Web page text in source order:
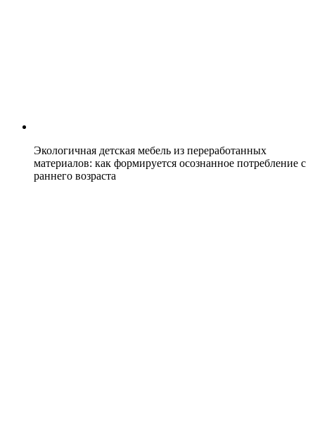
Экологичная детская мебель из переработанных
материалов: как формируется осознанное потребление с
раннего возраста